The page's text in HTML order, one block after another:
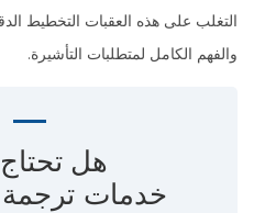
التغلب على هذه العقبات التخطيط
والفهم الكامل لمتطلبات التأشيرة.
هل
خدمات